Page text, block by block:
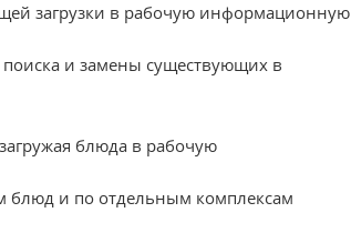
загрузки в рабочую информационную
поиска и замены существующих в
блюда в рабочую
и по отдельным комплексам